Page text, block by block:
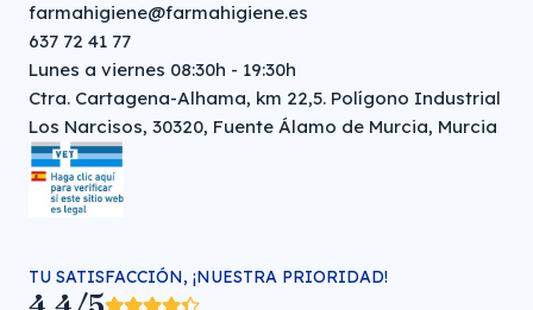
farmahigiene@farmahigiene.es
637 72 41 77
Lunes a viernes 08:30h - 19:30h
Ctra. Cartagena-Alhama, km 22,5. Polígono Industrial
Los Narcisos, 30320, Fuente Álamo de Murcia, Murcia
TU SATISFACCIÓN, ¡NUESTRA PRIORIDAD!